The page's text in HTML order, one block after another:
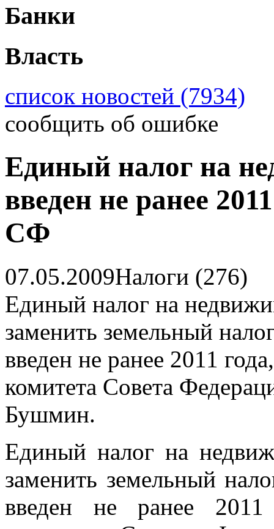
Банки
Власть
список новостей (7934)
сообщить об ошибке
Единый налог на
введен не ранее
СФ
07.05.2009Налоги (276)
Единый налог на
заменить земельный
введен не ранее 2011
комитета Совета
Бушмин.
Единый налог на
заменить земельный
введен не ранее 2011